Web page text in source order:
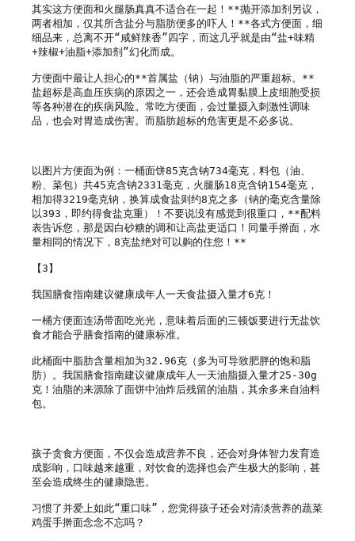
其实这方便面和火腿肠真真不适合在一起！**抛开添加剂另议，
两者相加，仅其所含盐分与脂肪便多的吓人！**各式方便面，细
细品来，总离不开“咸鲜辣香”四字，而这几乎就是由“盐+味精
+辣椒+油脂+添加剂”幻化而成。
方便面中最让人担心的**首属盐（钠）与油脂的严重超标。**
盐超标是高血压疾病的原因之一，还会造成胃黏膜上皮细胞受损
等各种潜在的疾病风险。常吃方便面，会过量摄入刺激性调味
品，也会对胃造成伤害。而脂肪超标的危害更是不必多说。
以图片方便面为例：一桶面饼85克含钠734毫克，料包（油、
粉、菜包）共45克含钠2331毫克，火腿肠18克含钠154毫克，
相加得3219毫克钠，换算成食盐则约8克之多（钠的毫克含量除
以393，即约得食盐克重）！不要说没有感觉到很重口，**配料
表告诉您，那是因白砂糖的调和让高盐更适口！同量手擀面，水
量相同的情况下，8克盐绝对可以齁的住您！**
【3】
我国膳食指南建议健康成年人一天食盐摄入量才6克！
一桶方便面连汤带面吃光光，意味着后面的三顿饭要进行无盐饮
食才能合乎膳食指南的健康标准。
此桶面中脂肪含量相加为32.96克（多为可导致肥胖的饱和脂
肪）。我国膳食指南建议健康成年人一天油脂摄入量才25-30g
克！油脂的来源除了面饼中油炸后残留的油脂，其余多来自油料
包。
孩子贪食方便面，不仅会造成营养不良，还会对身体智力发育造
成影响，口味越来越重，对饮食的选择也会产生极大的影响，甚
至会造成终生的健康隐患。
习惯了并爱上如此“重口味”，您觉得孩子还会对清淡营养的蔬菜
鸡蛋手擀面念念不忘吗？